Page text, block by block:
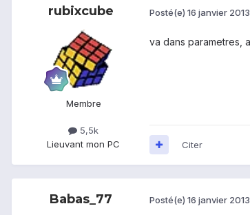
rubixcube
Membre
5,5k
Lieuvant mon PC
Posté(e) 16 janvier 2013
va dans parametres,
Citer
Babas_77 Posté(e) 16 janvier 2013